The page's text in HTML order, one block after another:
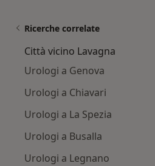
Ricerche correlate
Città vicino Lavagna
Urologi a Genova
Urologi a Chiavari
Urologi a La Spezia
Urologi a Busalla
Urologi a Legnano